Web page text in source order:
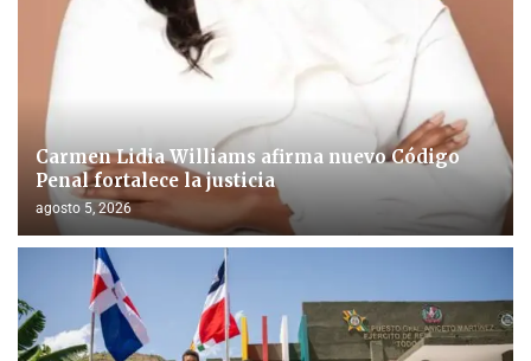
Carmen Lidia Williams afirma nuevo Código
Penal fortalece la justicia
agosto 5, 2026